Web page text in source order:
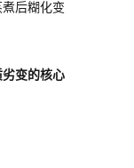
后糊化变
变的核心